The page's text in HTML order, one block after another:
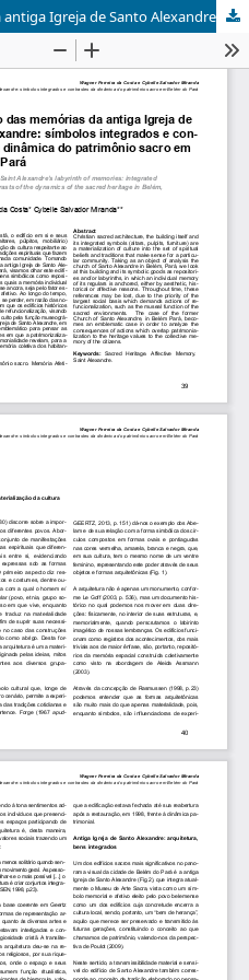
O O labirinto das memórias da antiga Igreja de Santo Alexandre: símbolos integrados e contrastes da dinâmica do patrimônio sacro em Belém do Pará